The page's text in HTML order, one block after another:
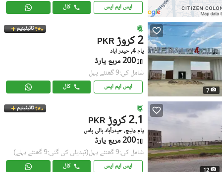
ایس ایم ایس کال
7
ٹائیٹینیم
PKR 2 کروڑ
پام 4, حیدر آباد
200 مربع یارڈ
شامل کی:9 گھنٹے پہل
ایس ایم ایس کال
ٹائیٹینیم
PKR 2.1 کروڑ
پام ولیج, حیدرآباد بائی پاس
200 مربع یارڈ
شامل کی:9 گھنٹے پہل (تبدیلی کی گئی:9 گھنٹے پہلے)
ایس ایم ایس کال